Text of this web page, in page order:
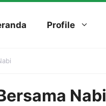
Profile
Nabi